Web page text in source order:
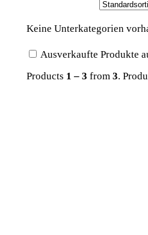
Keine Unterkategorien
Ausverkaufte Produkte
Products 1 – 3 from 3.